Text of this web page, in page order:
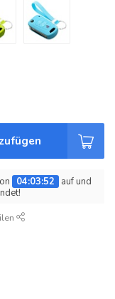
04:03:52
auf und